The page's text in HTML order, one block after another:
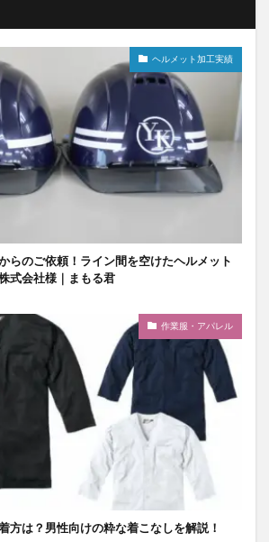
ヘルメット加工実績
らのご依頼！ライン間を空けたヘルメット
式会社様｜まもる君
作業服・アパレル
方は？男性向けの粋な着こなしを解説！